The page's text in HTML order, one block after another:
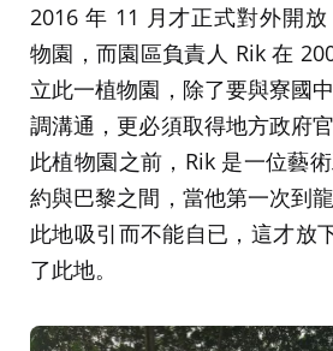
2016 年 11 月才正式對外開
物園，而園區負責人 Rik 在
立此一植物園，除了要與寮國
調溝通，更必須取得地方政府
此植物園之前，Rik 是一位藝
約與巴黎之間，當他第一次到
此地吸引而不能自已，這才放
了此地。